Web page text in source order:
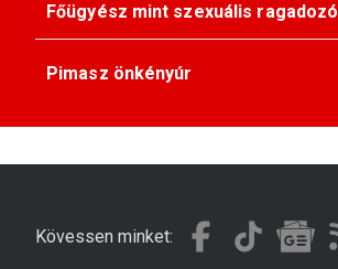
Főügyész mint szexuális ragadozó
Pimasz önkényúr
Kövessen minket: